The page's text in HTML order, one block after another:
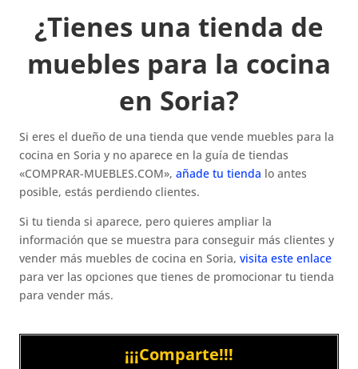
¿Tienes una tienda de
muebles para la cocina
en Soria?
Si eres el dueño de una tienda que vende muebles para la
cocina en Soria y no aparece en la guía de tiendas
«COMPRAR-MUEBLES.COM»,añade tu tienda lo antes
posible, estás perdiendo clientes.
Si tu tienda si aparece, pero quieres ampliar la
información que se muestra para conseguir más clientes y
vender más muebles de cocina en Soria,visita este enlace
para ver las opciones que tienes de promocionar tu tienda
para vender más.
¡¡¡Comparte!!!